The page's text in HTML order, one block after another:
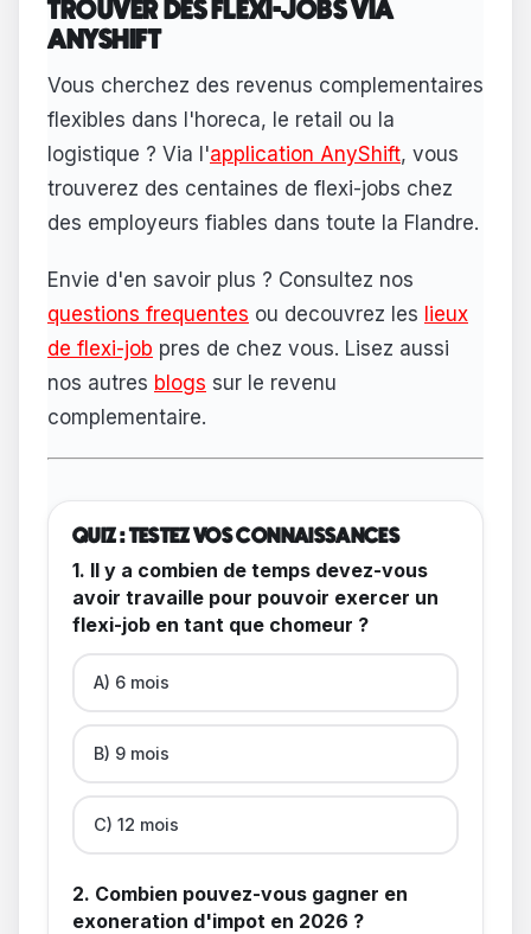
TROUVER DES FLEXI-JOBS VIA
ANYSHIFT
Vous cherchez des revenus complementaires
flexibles dans l'horeca, le retail ou la
logistique ? Via l'application AnyShift, vous
trouverez des centaines de flexi-jobs chez
des employeurs fiables dans toute la Flandre.
Envie d'en savoir plus ? Consultez nos
questions frequentes ou decouvrez les lieux
de flexi-job pres de chez vous. Lisez aussi
nos autres blogs sur le revenu
complementaire.
QUIZ : TESTEZ VOS CONNAISSANCES
1. Il y a combien de temps devez-vous
avoir travaille pour pouvoir exercer un
flexi-job en tant que chomeur ?
A) 6 mois
B) 9 mois
C) 12 mois
2. Combien pouvez-vous gagner en
exoneration d'impot en 2026 ?